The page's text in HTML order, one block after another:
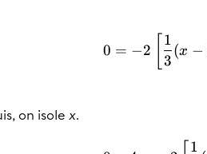
0 = −2
3
1
(x −
on isole x.
0-
1